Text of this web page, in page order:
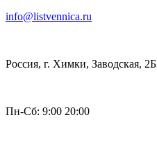
info@listvennica.ru
Россия, г. Химки, Заводская, 2Б
Пн-Сб: 9:00 20:00